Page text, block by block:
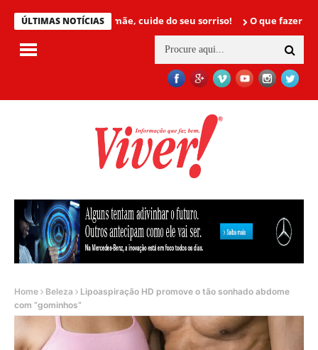
ÚLTIMAS NOTÍCIAS
Mamãe, cuide do seu sorriso! O que fazer para não
Home Beleza
Lipoaspiração HD promove o tão sonhado abdome
com “gominhos”